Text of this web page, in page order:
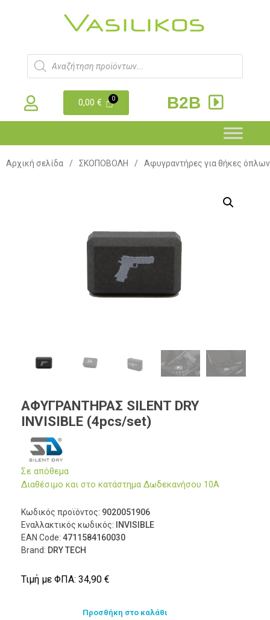
0,00€ B2B
Αρχική σελίδα / ΣΚΟΠΟΒΟΛΗ / Αφυγραντήρες για θήκες όπλων
ΑΦΥΓΡΑΝΤΗΡΑΣ SILENT DRY
INVISIBLE (4pcs/set)
Σε απόθεμα
Διαθέσιμο και στο κατάστημα Δωδεκανήσου 10Α
Κωδικός προϊόντος: 9020051906
Εναλλακτικός κωδικός:
INVISIBLE
EAN Code: 4711584160030
Brand: DRY TECH
Τιμή με ΦΠΑ: 34,90 €
Προσθήκη στο καλάθι